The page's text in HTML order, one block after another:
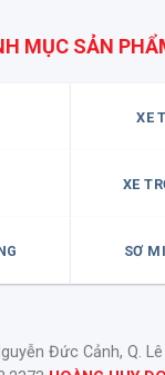
MỤC SẢN
XE
XE
SƠ
Đức Cảnh, Q. Lê